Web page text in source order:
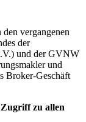
vergangenen
der
und der GVNW
und
Broker-Geschäft
zu allen